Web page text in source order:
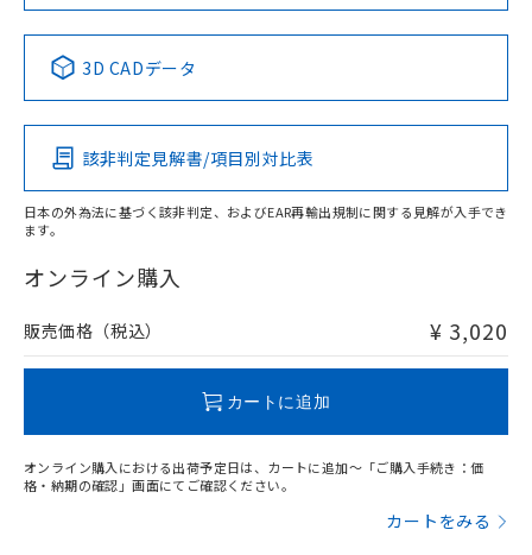
Pb Hg Cd Cr(VI)
O
在庫等で未対応品が混在する可能性があります。
問い合わせください。
Yes No No No
この製品の規格認証/適合状況ページへ
その他の認証はこちらのページからご検索ください
3D CADデータ
該非判定見解書/項目別対比表
日本の外為法に基づく該非判定、およびEAR再輸出規制に関する見解が入手でき
ます。
オンライン購入
販売価格（税込） ¥ 3,020
カートに追加
オンライン購入における出荷予定日は、カートに追加～「ご購入手続き：価
格・納期の確認」画面にてご確認ください。
カートをみる